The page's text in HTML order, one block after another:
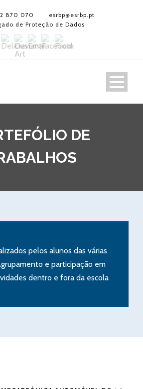
870 070
esrbp@esrbp.pt
de Proteção de Dados
DE
pelos alunos das várias
e participação em
dentro e fora da escola